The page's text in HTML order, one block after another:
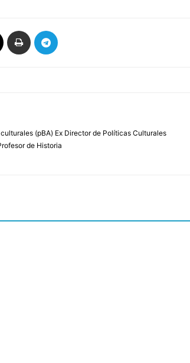
(pBA) Ex Director de Políticas Culturales
de Historia